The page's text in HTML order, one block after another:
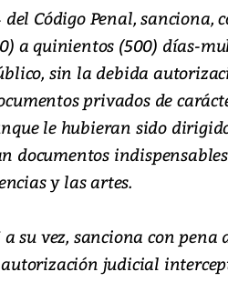
Código Penal, sanciona,
a quinientos (500) días-
sin la debida
privados de
le hubieran sido
documentos
y las artes.
su vez, sanciona con
judicial